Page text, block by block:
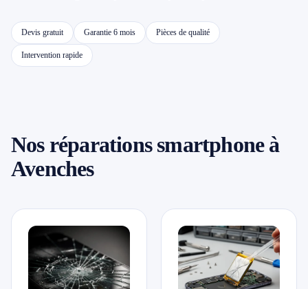
📱 Réparation téléphone par marque
Gros-de-Vaud
Jura & Plateau 4
Hors zone
Devis gratuit Garantie 6 mois Pièces de qualité
Intervention rapide
Nos réparations smartphone à
Avenches